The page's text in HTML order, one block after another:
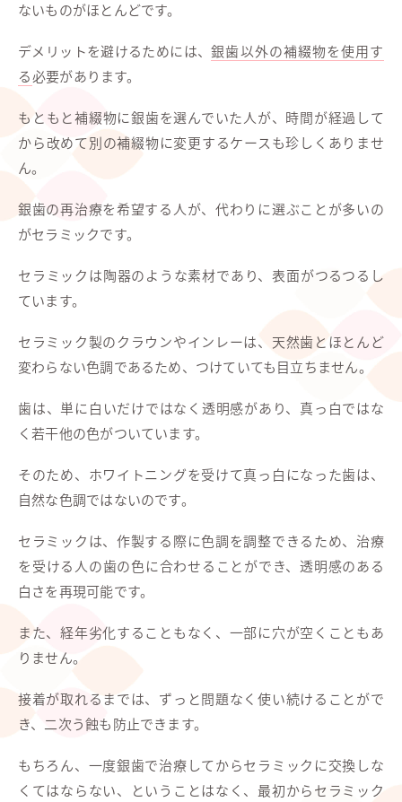
ないものがほとんどです。
デメリットを避けるためには、銀歯以外の補綴物を使用す
る必要があります。
もともと補綴物に銀歯を選んでいた人が、時間が経過して
から改めて別の補綴物に変更するケースも珍しくありませ
ん。
銀歯の再治療を希望する人が、代わりに選ぶことが多いの
がセラミックです。
セラミックは陶器のような素材であり、表面がつるつるし
ています。
セラミック製のクラウンやインレーは、天然歯とほとんど
変わらない色調であるため、つけていても目立ちません。
歯は、単に白いだけではなく透明感があり、真っ白ではな
く若干他の色がついています。
そのため、ホワイトニングを受けて真っ白になった歯は、
自然な色調ではないのです。
セラミックは、作製する際に色調を調整できるため、治療
を受ける人の歯の色に合わせることができ、透明感のある
白さを再現可能です。
また、経年劣化することもなく、一部に穴が空くこともあ
りません。
接着が取れるまでは、ずっと問題なく使い続けることがで
き、二次う蝕も防止できます。
もちろん、一度銀歯で治療してからセラミックに交換しな
くてはならない、ということはなく、最初からセラミック